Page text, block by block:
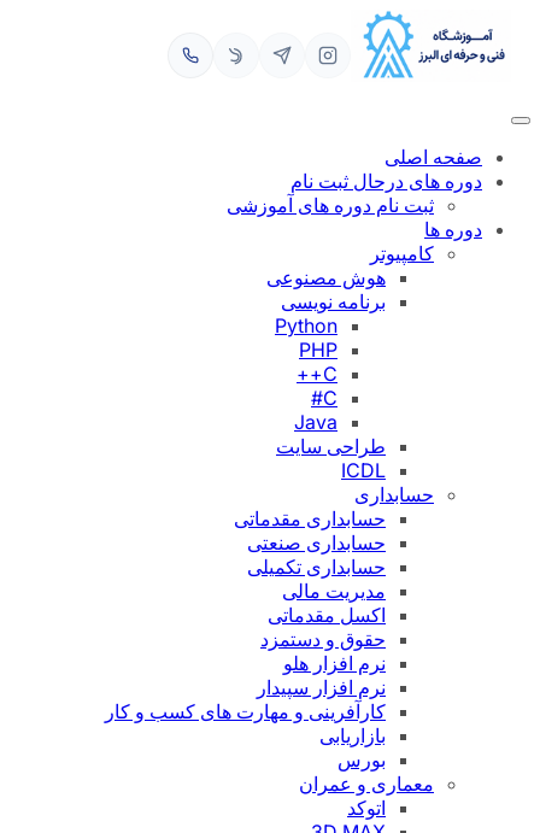
محتوا
صفحه اصلی
دوره های درحال ثبت نام
ثبت نام دوره های آموزشی
دوره ها
کامپیوتر
هوش مصنوعی
برنامه نویسی
Python
PHP
C++
C#
Java
طراحی سایت
ICDL
حسابداری
حسابداری مقدماتی
حسابداری صنعتی
حسابداری تکمیلی
مدیریت مالی
اکسل مقدماتی
حقوق و دستمزد
نرم افزار هلو
نرم افزار سپیدار
کارآفرینی و مهارت های کسب و کار
بازاریابی
بورس
معماری و عمران
اتوکد